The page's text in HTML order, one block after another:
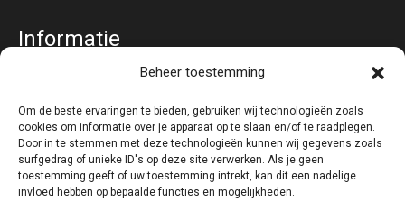
Beheer toestemming
Om de beste ervaringen te bieden, gebruiken wij technologieën zoals
cookies om informatie over je apparaat op te slaan en/of te raadplegen.
Door in te stemmen met deze technologieën kunnen wij gegevens zoals
surfgedrag of unieke ID's op deze site verwerken. Als je geen
toestemming geeft of uw toestemming intrekt, kan dit een nadelige
invloed hebben op bepaalde functies en mogelijkheden.
Informatie
Gevel – en Dakbeplating
Volg ons op